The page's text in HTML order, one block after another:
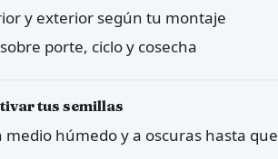
y exterior según tu montaje
porte, ciclo y cosecha
tus semillas
húmedo y a oscuras hasta que